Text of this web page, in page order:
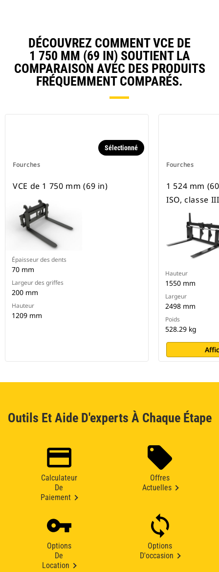
DÉCOUVREZ COMMENT VCE DE
1 750 MM (69 IN) SOUTIENT LA
COMPARAISON AVEC DES PRODUITS
FRÉQUEMMENT COMPARÉS.
Fourches
Sélectionné
VCE de 1 750 mm (69 in)
Épaisseur des dents
70 mm
Largeur des griffes
200 mm
Hauteur
1209 mm
Fourches
1 524 mm
ISO, classe III
Hauteur
1550 mm
Largeur
2498 mm
Poids
528.29 kg
Outils Et Aide D'experts À Chaque Étape
Calculateur
De
Paiement
Offres
Actuelles
Options
De
Location
Options
D'occasion